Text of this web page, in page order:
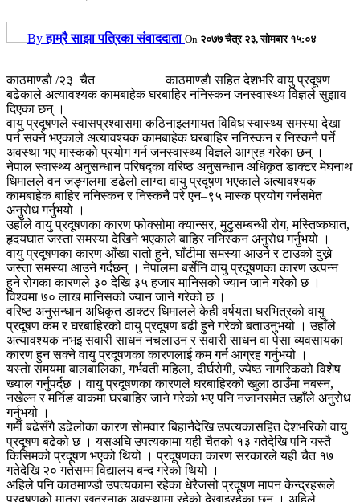
Byहाम्रै साझा पत्रिका संवाददाता On २०७७ चैत्र २३, सोमबार १५:०४
काठमाण्डाै /२३ चैत काठमाण्डाै सहित देशभरि वायु प्रदूषण
बढेकाले अत्यावश्यक कामबाहेक घरबाहिर ननिस्कन जनस्वास्थ्य विज्ञले सुझाव
दिएका छन् ।
वायु प्रदूषणले स्वासप्रश्वासमा कठिनाइलगायत विविध स्वास्थ्य समस्या देखा
पर्न सक्ने भएकाले अत्यावश्यक कामबाहेक घरबाहिर ननिस्कन र निस्कनै पर्ने
अवस्था भए मास्कको प्रयोग गर्न जनस्वास्थ्य विज्ञले आग्रह गरेका छन् ।
नेपाल स्वास्थ्य अनुसन्धान परिषद्का वरिष्ठ अनुसन्धान अधिकृत डाक्टर मेघनाथ
धिमालले वन जङ्गलमा डढेलो लाग्दा वायु प्रदूषण भएकाले अत्यावश्यक
कामबाहेक बाहिर ननिस्कन र निस्कनै परे एन–९५ मास्क प्रयोग गर्नसमेत
अनुरोध गर्नुभयो ।
उहाँले वायु प्रदूषणका कारण फोक्सोमा क्यान्सर, मुटुसम्बन्धी रोग, मस्तिष्कघात,
हृदयघात जस्ता समस्या देखिने भएकाले बाहिर ननिस्कन अनुरोध गर्नुभयो ।
वायु प्रदूषणका कारण आँखा रातो हुने, घाँटीमा समस्या आउने र टाउको दुख्ने
जस्ता समस्या आउने गर्दछन् । नेपालमा बर्सेनि वायु प्रदूषणका कारण उत्पन्न
हुने रोगका कारणले ३० देखि ३५ हजार मानिसको ज्यान जाने गरेको छ ।
विश्वमा ७० लाख मानिसको ज्यान जाने गरेको छ ।
वरिष्ठ अनुसन्धान अधिकृत डाक्टर धिमालले केही वर्षयता घरभित्रको वायु
प्रदूषण कम र घरबाहिरको वायु प्रदूषण बढी हुने गरेको बताउनुभयो । उहाँले
अत्यावश्यक नभइ सवारी साधन नचलाउन र सवारी साधन वा पेसा व्यवसायका
कारण हुन सक्ने वायु प्रदूषणका कारणलाई कम गर्न आग्रह गर्नुभयो ।
यस्ताे समयमा बालबालिका, गर्भवती महिला, दीर्घरोगी, ज्येष्ठ नागरिकको विशेष
ख्याल गर्नुपर्दछ । वायु प्रदूषणका कारणले घरबाहिरको खुला ठाउँमा नबस्न,
नखेल्न र मर्निङ वाकमा घरबाहिर जाने गरेको भए पनि नजानसमेत उहाँले अनुरोध
गर्नुभयो ।
गर्मी बढेसँगै डढेलोका कारण साेमवार बिहानैदेखि उपत्यकासहित देशभरिको वायु
प्रदूषण बढेको छ । यसअघि उपत्यकामा यही चैतको १३ गतेदेखि पनि यस्तै
किसिमको प्रदूषण भएको थियो । प्रदूषणका कारण सरकारले यही चैत १७
गतेदेखि २० गतेसम्म विद्यालय बन्द गरेको थियो ।
अहिले पनि काठमाण्डौ उपत्यकामा रहेका धेरैजसो प्रदूषण मापन केन्द्रहरूले
प्रदूषणको मात्रा खतरनाक अवस्थामा रहेको देखाइरहेका छन् । अहिले